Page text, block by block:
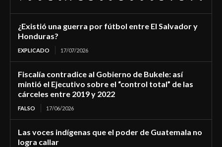
¿Existió una guerra por fútbol entre El Salvador y
Honduras?
EXPLICADO 17/07/2026
Fiscalía contradice al Gobierno de Bukele: así
mintió el Ejecutivo sobre el “control total” de las
cárceles entre 2019 y 2022
FALSO 17/06/2026
Las voces indígenas que el poder de Guatemala no
logra callar